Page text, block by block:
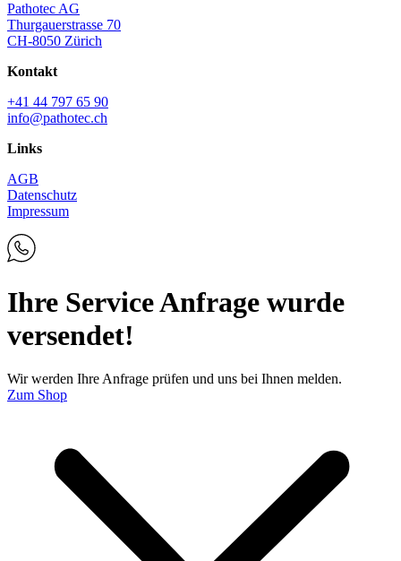
Pathotec AG
Thurgauerstrasse 70
CH-8050 Zürich
Kontakt
+41 44 797 65 90
info@pathotec.ch
Links
AGB
Datenschutz
Impressum
Ihre Service Anfrage wurde
versendet!
Wir werden Ihre Anfrage prüfen und uns bei Ihnen melden.
Zum Shop